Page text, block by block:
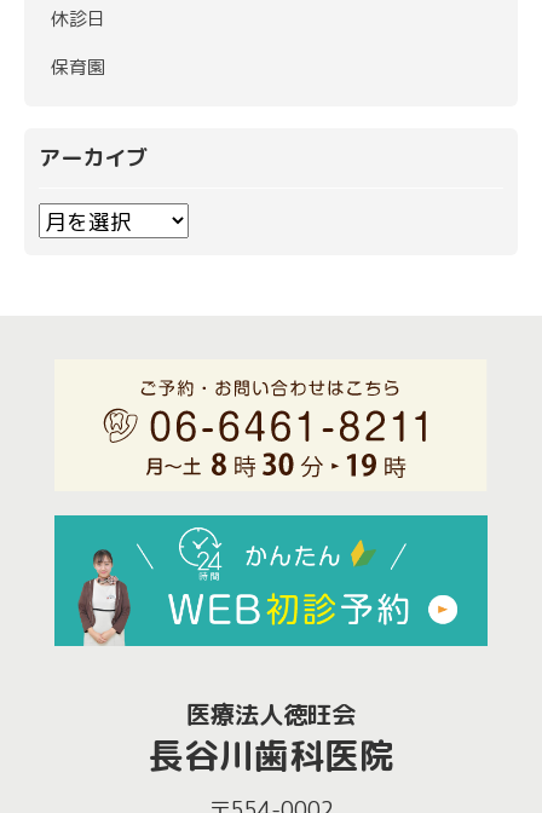
休診日
保育園
アーカイブ
医療法人徳旺会
長谷川歯科医院